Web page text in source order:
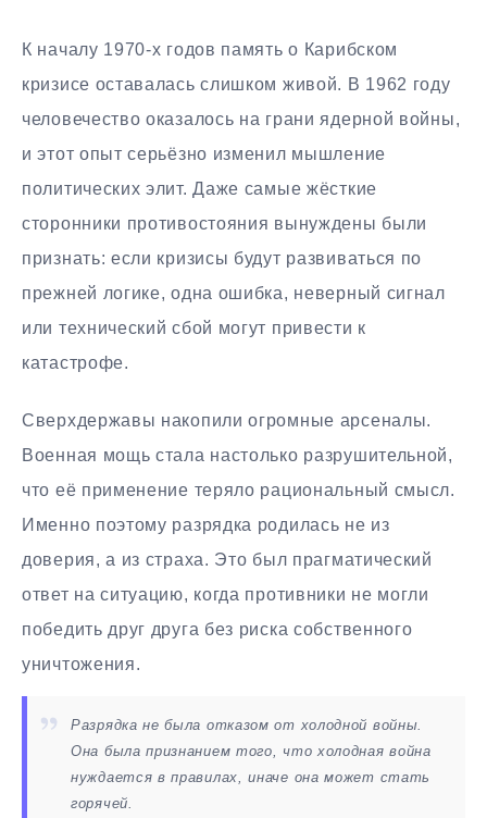
К началу 1970-х годов память о Карибском
кризисе оставалась слишком живой. В 1962 году
человечество оказалось на грани ядерной войны,
и этот опыт серьёзно изменил мышление
политических элит. Даже самые жёсткие
сторонники противостояния вынуждены были
признать: если кризисы будут развиваться по
прежней логике, одна ошибка, неверный сигнал
или технический сбой могут привести к
катастрофе.
Сверхдержавы накопили огромные арсеналы.
Военная мощь стала настолько разрушительной,
что её применение теряло рациональный смысл.
Именно поэтому разрядка родилась не из
доверия, а из страха. Это был прагматический
ответ на ситуацию, когда противники не могли
победить друг друга без риска собственного
уничтожения.
Разрядка не была отказом от холодной войны.
Она была признанием того, что холодная война
нуждается в правилах, иначе она может стать
горячей.